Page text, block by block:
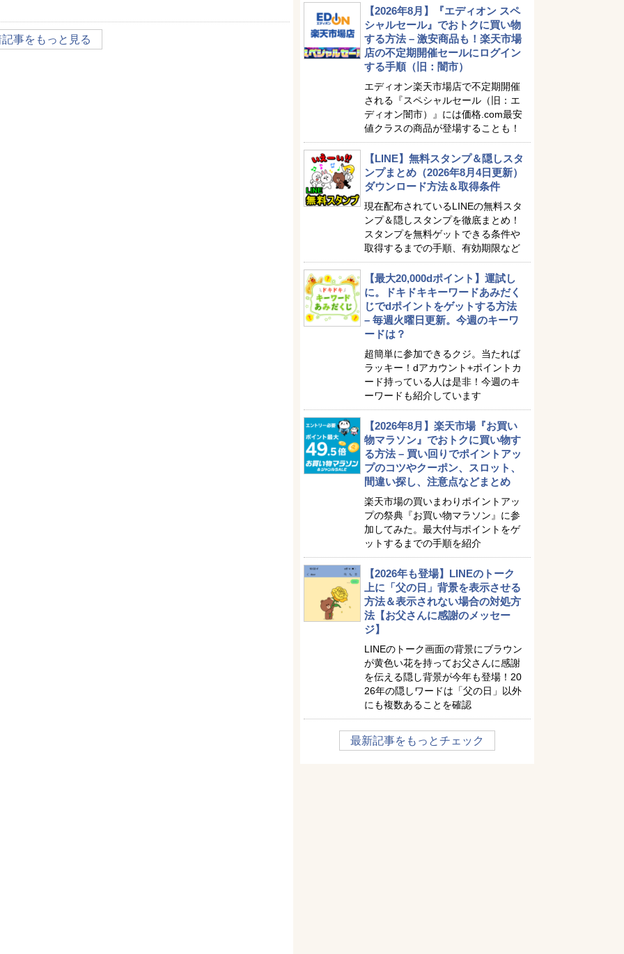
事をもっと見る
【2026年8月】『エディオン スペ
シャルセール』でおトクに買い物
する方法 – 激安商品も！楽天市場
店の不定期開催セールにログイン
する手順（旧：闇市）
エディオン楽天市場店で不定期開催
される『スペシャルセール（旧：エ
ディオン闇市）』には価格.com最安
値クラスの商品が登場することも！
【LINE】無料スタンプ＆隠しスタ
ンプまとめ（2026年8月4日更新）
ダウンロード方法＆取得条件
現在配布されているLINEの無料スタ
ンプ＆隠しスタンプを徹底まとめ！
スタンプを無料ゲットできる条件や
取得するまでの手順、有効期限など
【最大20,000dポイント】運試し
に。ドキドキキーワードあみだく
じでdポイントをゲットする方法
– 毎週火曜日更新。今週のキーワ
ードは？
超簡単に参加できるクジ。当たれば
ラッキー！dアカウント+ポイントカ
ード持っている人は是非！今週のキ
ーワードも紹介しています
【2026年8月】楽天市場『お買い
物マラソン』でおトクに買い物す
る方法 – 買い回りでポイントアッ
プのコツやクーポン、スロット、
間違い探し、注意点などまとめ
楽天市場の買いまわりポイントアッ
プの祭典『お買い物マラソン』に参
加してみた。最大付与ポイントをゲ
ットするまでの手順を紹介
【2026年も登場】LINEのトーク
上に「父の日」背景を表示させる
方法＆表示されない場合の対処方
法【お父さんに感謝のメッセー
ジ】
LINEのトーク画面の背景にブラウン
が黄色い花を持ってお父さんに感謝
を伝える隠し背景が今年も登場！20
26年の隠しワードは「父の日」以外
にも複数あることを確認
最新記事をもっとチェック